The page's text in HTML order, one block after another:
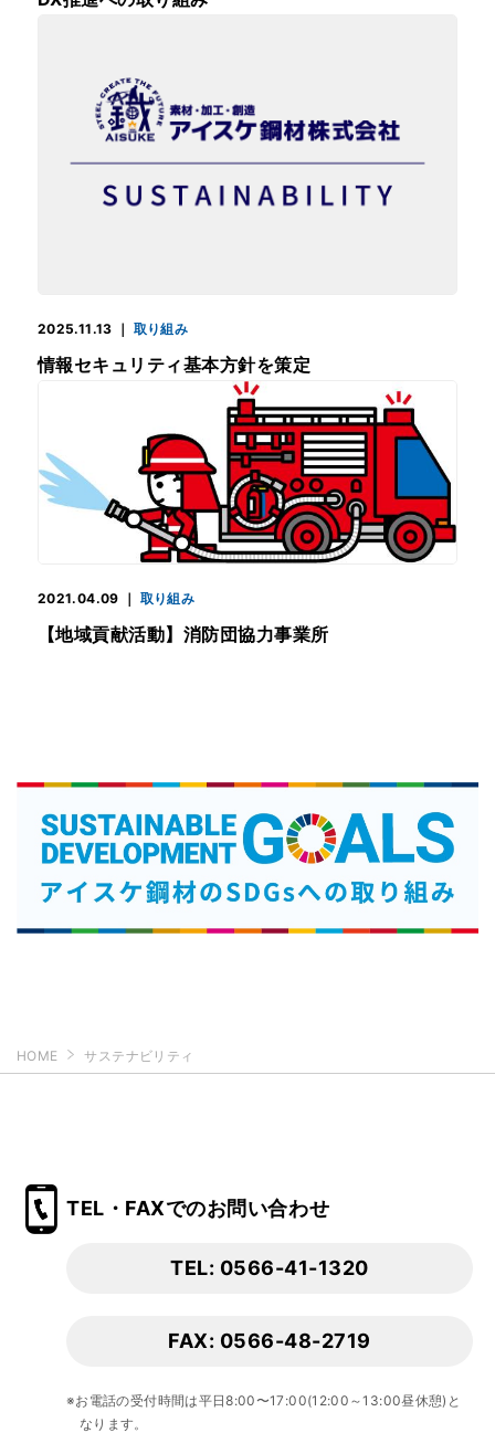
2025.11.13 ｜ 取り組み
情報セキュリティ基本方針を策定
2021.04.09 ｜ 取り組み
【地域貢献活動】消防団協力事業所
HOME サステナビリティ
TEL・FAXでのお問い合わせ
TEL: 0566-41-1320
FAX: 0566-48-2719
※お電話の受付時間は平日8:00〜17:00(12:00～13:00昼休憩)と
なります。